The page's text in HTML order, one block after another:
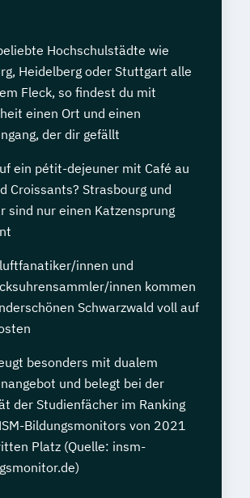
Hochschulstädte wie
Heidelberg oder Stuttgart alle
Fleck, so findest du mit
einen Ort und einen
der dir gefällt
ein pétit-dejeuner mit Café au
Croissants? Strasbourg und
sind nur einen Katzensprung
innen und
innen kommen
Schwarzwald voll auf
besonders mit dualem
und belegt bei der
der Studienfächer im Ranking
Bildungsmonitors von 2021
Platz (Quelle: insm-